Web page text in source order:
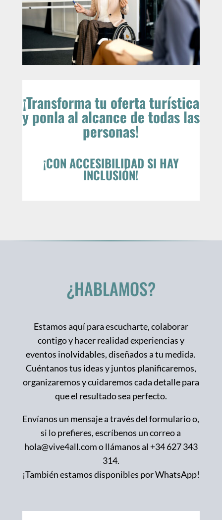
¡Transforma tu oferta turística
y ponla al alcance de todas las
personas!
¡CON ACCESIBILIDAD SI HAY
INCLUSIÓN!
¿HABLAMOS?
Estamos aquí para escucharte, colaborar
contigo y hacer realidad experiencias y
eventos inolvidables, diseñados a tu medida.
Cuéntanos tus ideas y juntos planificaremos,
organizaremos y cuidaremos cada detalle para
que el resultado sea perfecto.
Envíanos un mensaje a través del formulario o,
si lo prefieres, escríbenos un correo a
hola@vive4all.com o llámanos al +34 627 343
314.
¡También estamos disponibles por WhatsApp!